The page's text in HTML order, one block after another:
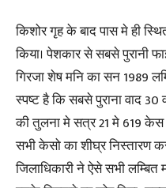
किशोर गृह के बाद पास मे ही
किया। पेशकार से सबसे पुरानी
गिरजा शेष मनि का सन 1989
स्पष्ट है कि सबसे पुराना वाद
की तुलना मे सत्र 21 मे 619 केस
सभी केसो का शीघ्र निस्तारण
जिलाधिकारी ने ऐसे सभी